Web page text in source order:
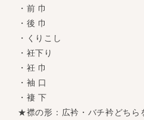
・前 巾
・後 巾
・くりこし
・衽下り
・衽 巾
・袖 口
・褄 下
★襟の形：広衿・バチ衿どちら